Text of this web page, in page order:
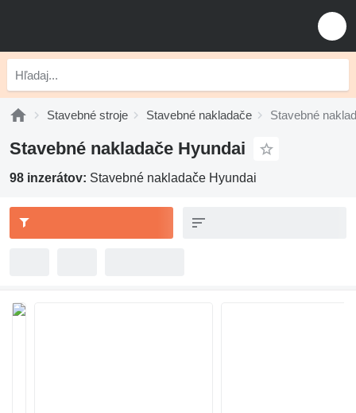
Stavebné stroje Stavebné nakladače Stavebné
Stavebné nakladače Hyundai
98 inzerátov: Stavebné nakladače Hyundai